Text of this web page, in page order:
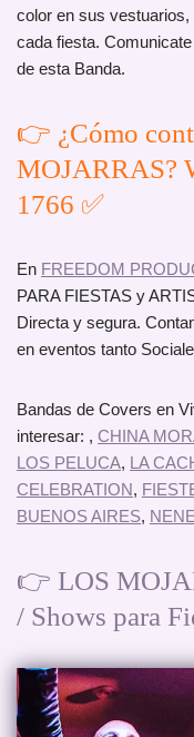
color en sus
cada fiesta.
de esta Banda.
👉 ¿Cómo
MOJARRAS?
1766 ✅
En FREEDOM
PARA FIESTAS y
Directa y segura.
en eventos tanto
Bandas de Covers en
interesar: , CHINA
LOS PELUCA, LA
CELEBRATION,
BUENOS AIRES,
👉 LOS
/ Shows para